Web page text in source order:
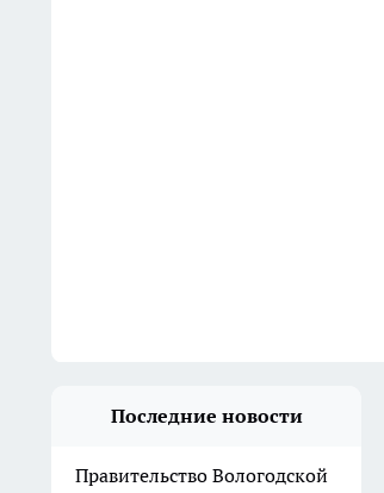
Последние новости
Правительство Вологодской